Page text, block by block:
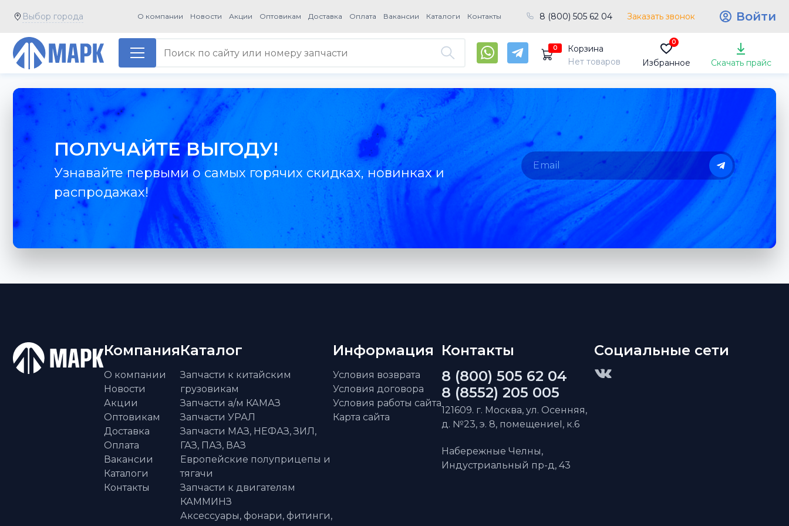
Выбор города О компании Новости Акции Оптовикам Доставка Оплата Вакансии Каталоги Контакты 8 (800) 505 62 04 Заказать звонок Войти
0
Корзина
Нет товаров
0
Избранное Скачать прайс
ПОЛУЧАЙТЕ ВЫГОДУ!
Узнавайте первыми о самых горячих скидках, новинках и
распродажах!
Компания
О компании
Новости
Акции
Оптовикам
Доставка
Оплата
Вакансии
Каталоги
Контакты
Каталог
Запчасти к китайским
грузовикам
Запчасти а/м КАМАЗ
Запчасти УРАЛ
Запчасти МАЗ, НЕФАЗ, ЗИЛ,
ГАЗ, ПАЗ, ВАЗ
Европейские полуприцепы и
тягачи
Запчасти к двигателям
КАММИНЗ
Аксессуары, фонари, фитинги,
Информация
Условия возврата
Условия договора
Условия работы сайта
Карта сайта
Контакты
8 (800) 505 62 04
8 (8552) 205 005
121609. г. Москва, ул. Осенняя,
д. №23, э. 8, помещениеI, к.6
Набережные Челны,
Индустриальный пр-д, 43
Социальные сети